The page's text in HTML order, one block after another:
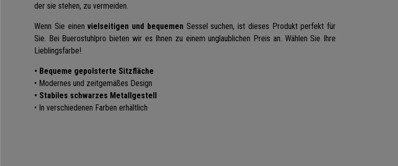
der sie stehen, zu vermeiden.
Wenn Sie einenvielseitigen und bequemenSessel suchen, ist dieses Produkt perfekt für
Sie. Bei Buerostuhlpro bieten wir es Ihnen zu einem unglaublichen Preis an. Wählen Sie Ihre
Lieblingsfarbe!
• Bequeme gepolsterte Sitzfläche
• Modernes und zeitgemäßes Design
• Stabiles schwarzes Metallgestell
• In verschiedenen Farben erhältlich